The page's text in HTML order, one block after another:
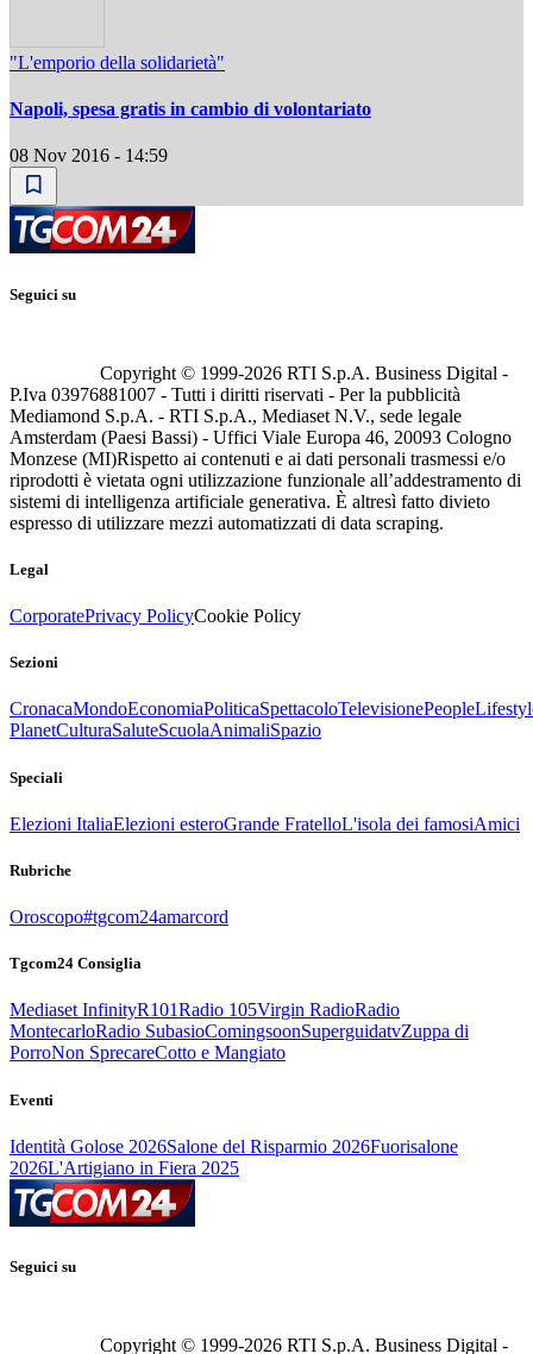
"L'emporio della solidarietà"
Napoli, spesa gratis in cambio di volontariato
08 Nov 2016 - 14:59
Seguici su
Copyright © 1999-2026 RTI S.p.A. Business Digital -
P.Iva 03976881007 - Tutti i diritti riservati - Per la pubblicità
Mediamond S.p.A. - RTI S.p.A., Mediaset N.V., sede legale
Amsterdam (Paesi Bassi) - Uffici Viale Europa 46, 20093 Cologno
Monzese (MI)Rispetto ai contenuti e ai dati personali trasmessi e/o
riprodotti è vietata ogni utilizzazione funzionale all’addestramento di
sistemi di intelligenza artificiale generativa. È altresì fatto divieto
espresso di utilizzare mezzi automatizzati di data scraping.
Legal
CorporatePrivacy PolicyCookie Policy
Sezioni
CronacaMondoEconomiaPoliticaSpettacoloTelevisionePeople
PlanetCulturaSaluteScuolaAnimaliSpazio
Speciali
Elezioni ItaliaElezioni esteroGrande FratelloL'isola dei famosiAmici
Rubriche
Oroscopo#tgcom24amarcord
Tgcom24 Consiglia
Mediaset InfinityR101Radio 105Virgin RadioRadio
MontecarloRadio SubasioComingsoonSuperguidatvZuppa di
PorroNon SprecareCotto e Mangiato
Eventi
Identità Golose 2026Salone del Risparmio 2026Fuorisalone
2026L'Artigiano in Fiera 2025
Seguici su
Copyright © 1999-2026 RTI S.p.A. Business Digital -